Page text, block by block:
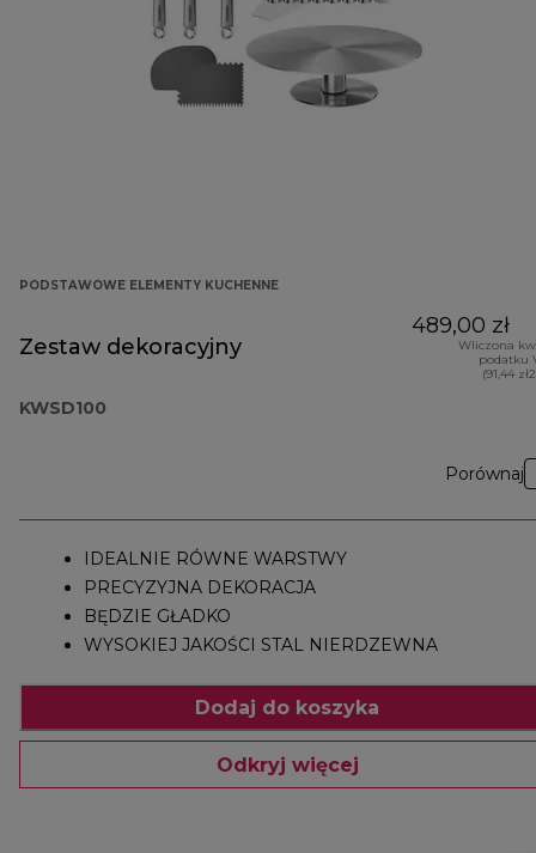
PODSTAWOWE ELEMENTY KUCHENNE
Zestaw dekoracyjny
KWSD100
489,00 zł
Wliczona
podatku
(91,44
Porównaj
IDEALNIE RÓWNE WARSTWY
PRECYZYJNA DEKORACJA
BĘDZIE GŁADKO
WYSOKIEJ JAKOŚCI STAL NIERDZEWNA
Dodaj do koszyka
Odkryj więcej